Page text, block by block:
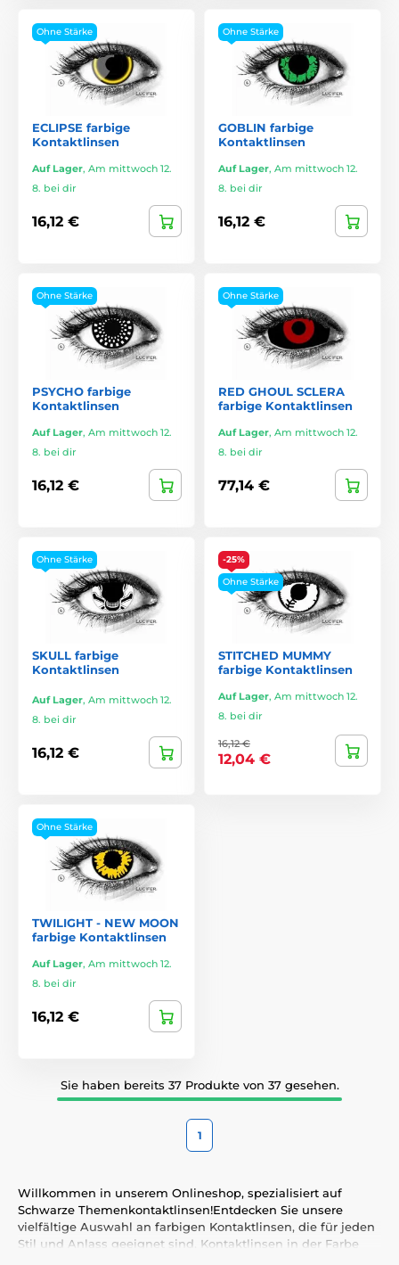
Ohne Stärke
ECLIPSE farbige
Kontaktlinsen
Auf Lager, Am mittwoch 12.
8. bei dir
16,12 €
Ohne Stärke
GOBLIN farbige
Kontaktlinsen
Auf Lager, Am mittwoch 12.
8. bei dir
16,12 €
Ohne Stärke
PSYCHO farbige
Kontaktlinsen
Auf Lager, Am mittwoch 12.
8. bei dir
16,12 €
Ohne Stärke
RED GHOUL SCLERA
farbige Kontaktlinsen
Auf Lager, Am mittwoch 12.
8. bei dir
77,14 €
Ohne Stärke
SKULL farbige
Kontaktlinsen
Auf Lager, Am mittwoch 12.
8. bei dir
16,12 €
-25%
Ohne Stärke
STITCHED MUMMY
farbige Kontaktlinsen
Auf Lager, Am mittwoch 12.
8. bei dir
16,12 €
12,04 €
Ohne Stärke
TWILIGHT - NEW MOON
farbige Kontaktlinsen
Auf Lager, Am mittwoch 12.
8. bei dir
16,12 €
Sie haben bereits 37 Produkte von 37 gesehen.
1
Willkommen in unserem Onlineshop, spezialisiert auf
Schwarze Themenkontaktlinsen!Entdecken Sie unsere
vielfältige Auswahl an farbigen Kontaktlinsen, die für jeden
Stil und Anlass geeignet sind. Kontaktlinsen in der Farbe